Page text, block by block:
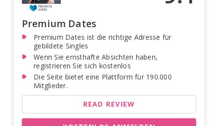
Premium Dates
Premium Dates ist die richtige Adresse für
gebildete Singles
Wenn Sie ernsthafte Absichten haben,
registrieren Sie sich kostenlos
Die Seite bietet eine Plattform für 190.000
Mitglieder.
READ REVIEW